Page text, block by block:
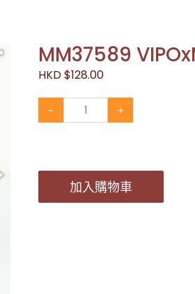
MM37589
HKD $128.00
- +
加入購物車